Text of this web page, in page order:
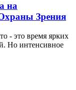
на
Зрения
- это время ярких
Но интенсивное